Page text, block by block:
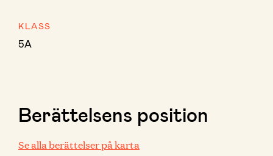
KLASS
5A
Berättelsens position
Se alla berättelser på karta